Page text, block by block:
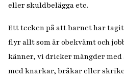
eller skuldbelägga etc.
Ett tecken på att barnet har
flyr allt som är obekvämt och
känner, vi dricker mängder
med knarkar, bråkar eller